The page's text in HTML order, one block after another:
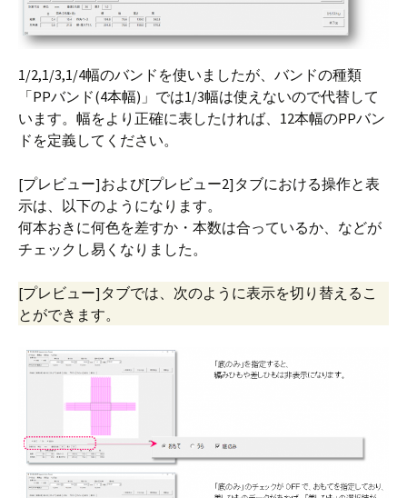
1/2,1/3,1/4幅のバンドを使いましたが、バンドの種類
「PPバンド(4本幅)」では1/3幅は使えないので代替して
います。幅をより正確に表したければ、12本幅のPPバン
ドを定義してください。
[プレビュー]および[プレビュー2]タブにおける操作と表
示は、以下のようになります。
何本おきに何色を差すか・本数は合っているか、などが
チェックし易くなりました。
[プレビュー]タブでは、次のように表示を切り替えるこ
とができます。